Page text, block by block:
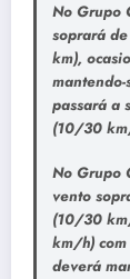
No Grupo
soprará
km),
passará a
(10/30
No Grupo
vento
(10/30
km/h)
deverá